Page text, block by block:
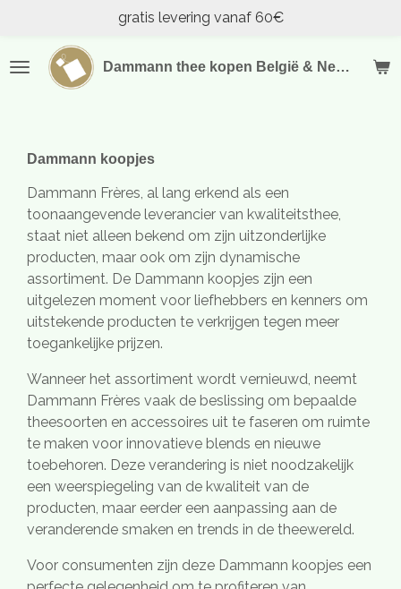
naar
Dammann thee kopen België & Nederland
gratis levering vanaf 60€
Dammann koopjes
Dammann Frères, al lang erkend als een
toonaangevende leverancier van kwaliteitsthee,
staat niet alleen bekend om zijn uitzonderlijke
producten, maar ook om zijn dynamische
assortiment. De Dammann koopjes zijn een
uitgelezen moment voor liefhebbers en kenners om
uitstekende producten te verkrijgen tegen meer
toegankelijke prijzen.
Wanneer het assortiment wordt vernieuwd, neemt
Dammann Frères vaak de beslissing om bepaalde
theesoorten en accessoires uit te faseren om ruimte
te maken voor innovatieve blends en nieuwe
toebehoren. Deze verandering is niet noodzakelijk
een weerspiegeling van de kwaliteit van de
producten, maar eerder een aanpassing aan de
veranderende smaken en trends in de theewereld.
Voor consumenten zijn deze Dammann koopjes een